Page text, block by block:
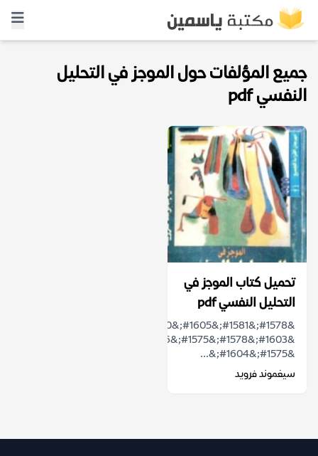
جميع المؤلفات حول الموجز في التحليل
النفسي pdf
تحميل كتاب الموجز في
التحليل النفسي pdf
&#1575;&#1604;&...
سيغموند فرويد